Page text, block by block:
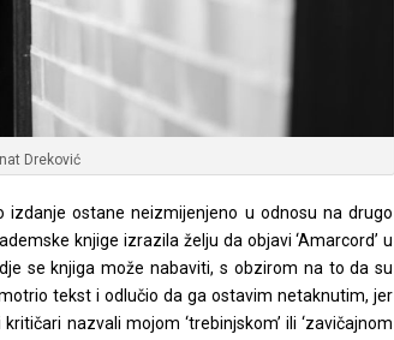
Dreković
ostane neizmijenjeno u odnosu na drugo
knjige izrazila želju da objavi ‘Amarcord’ u
se knjiga može nabaviti, s obzirom na to da su
tekst i odlučio da ga ostavim netaknutim, jer
nazvali mojom ‘trebinjskom’ ili ‘zavičajnom